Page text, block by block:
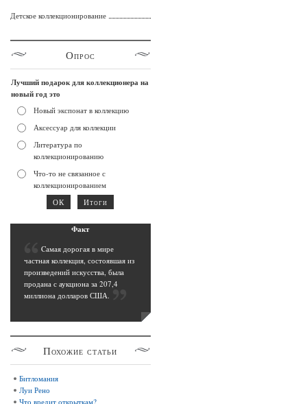
Детское коллекционирование
Опрос
Лучший подарок для коллекционера на
новый год это
Новый экспонат в коллекцию
Аксессуар для коллекции
Литература по
коллекционированию
Что-то не связанное с
коллекционированием
Факт
Cамая дорогая в мире
частная коллекция, состоявшая из
произведений искусства, была
продана с аукциона за 207,4
миллиона долларов США.
Похожие статьи
Битломания
Луи Рено
Что вредит открыткам?